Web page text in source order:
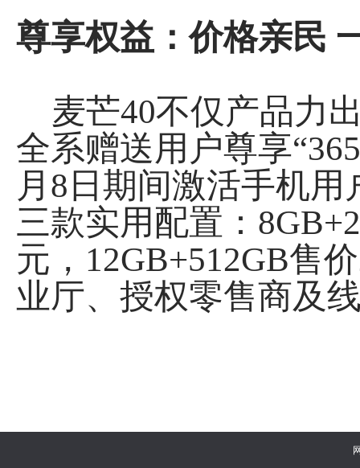
尊享权益：价格亲民
麦芒40不仅产品力
全系赠送用户尊享
月8日期间激活手机
三款实用配置：
元，12GB+512GB售
业厅、授权零售商及